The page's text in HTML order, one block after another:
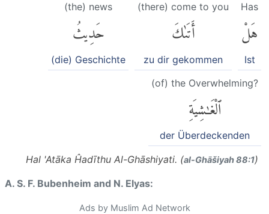
Has
هَلْ
Ist
(there) come to you
أَتَىٰكَ
zu dir gekommen
(the) news
حَدِيثُ
(die) Geschichte
(of) the Overwhelming?
ٱلْغَٰشِيَةِ
der Überdeckenden
Hal 'Atāka Ĥadīthu Al-Ghāshiyati. (al-Ghāšiyah 88:1)
A. S. F. Bubenheim and N. Elyas:
Ads by Muslim Ad Network